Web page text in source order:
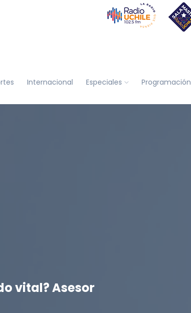
Internacional Especiales Programación
vital? Asesor